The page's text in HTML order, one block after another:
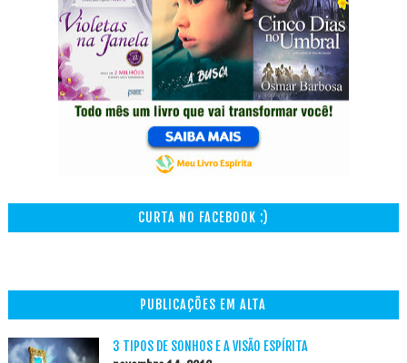
CURTA NO FACEBOOK :)
PUBLICAÇÕES EM ALTA
3 TIPOS DE SONHOS E A VISÃO ESPÍRITA